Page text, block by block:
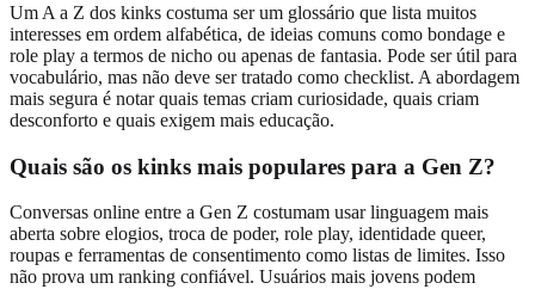
Um A a Z dos kinks costuma ser um glossário que lista muitos
interesses em ordem alfabética, de ideias comuns como bondage e
role play a termos de nicho ou apenas de fantasia. Pode ser útil para
vocabulário, mas não deve ser tratado como checklist. A abordagem
mais segura é notar quais temas criam curiosidade, quais criam
desconforto e quais exigem mais educação.
Quais são os kinks mais populares para a Gen Z?
Conversas online entre a Gen Z costumam usar linguagem mais
aberta sobre elogios, troca de poder, role play, identidade queer,
roupas e ferramentas de consentimento como listas de limites. Isso
não prova um ranking confiável. Usuários mais jovens podem